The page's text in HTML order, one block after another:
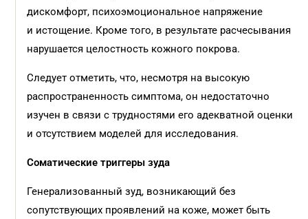
дискомфорт, психоэмоциональное напряжение
и истощение. Кроме того, в результате расчесывания
нарушается целостность кожного покрова.
Следует отметить, что, несмотря на высокую
распространенность симптома, он недостаточно
изучен в связи с трудностями его адекватной оценки
и отсутствием моделей для исследования.
Соматические триггеры зуда
Генерализованный зуд, возникающий без
сопутствующих проявлений на коже, может быть